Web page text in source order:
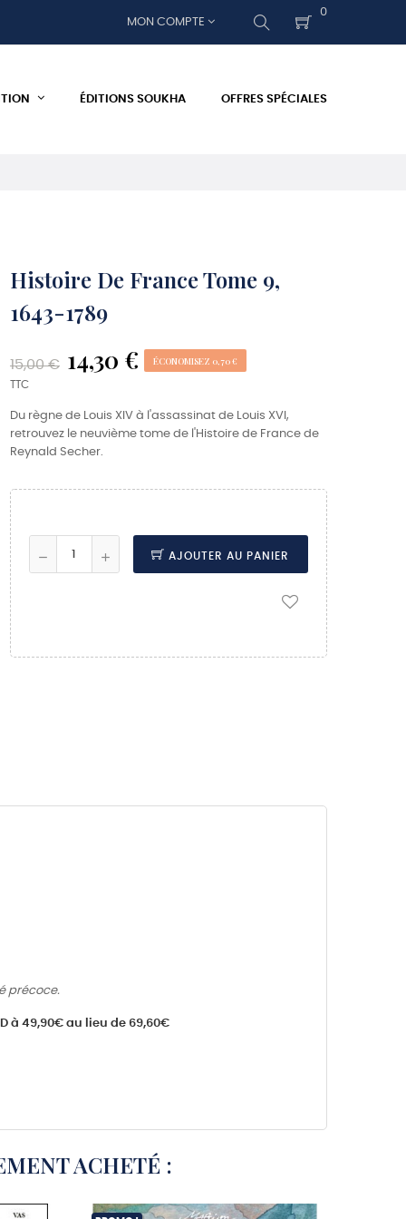
MON COMPTE
0
ÉDITIONS SOUKHA OFFRES SPÉCIALES
Histoire De France Tome 9,
1643-1789
15,00 € 14,30 € ÉCONOMISEZ 0,70 €
TTC
Du règne de Louis XIV à l'assassinat de Louis XVI,
retrouvez le neuvième tome de l'Histoire de France de
Reynald Secher.
AJOUTER AU PANIER
précoce.
à 49,90€ au lieu de 69,60€
ACHETÉ :